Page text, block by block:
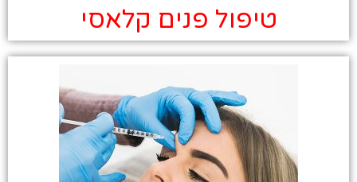
טיפול פנים קלאסי